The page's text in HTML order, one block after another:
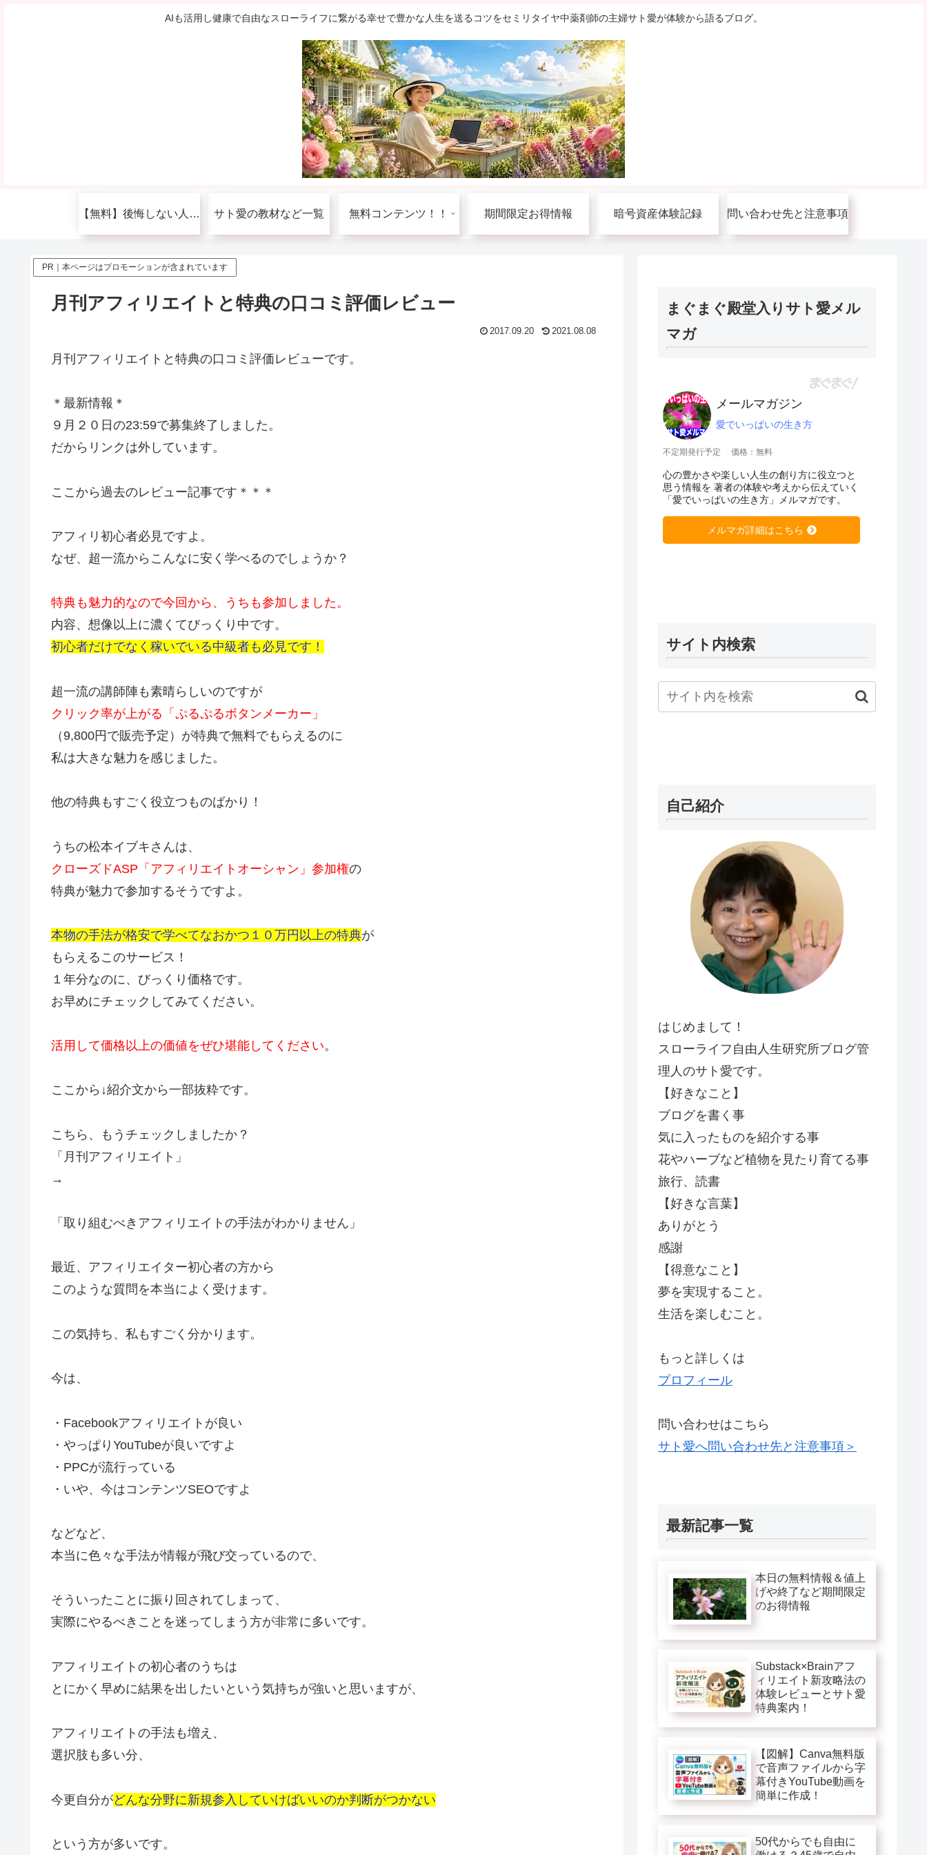
AIも活用し健康で自由なスローライフに繋がる幸せで豊かな人生を送るコツをセミリタイヤ中薬剤師の主婦サト愛が体験から語るブログ。
【無料】後悔しない人生を送りたい人へ サト愛の教材など一覧 無料コンテンツ！！ 期間限定お得情報 暗号資産体験記録 問い合わせ先と注意事項
PR｜本ページはプロモーションが含まれています
月刊アフィリエイトと特典の口コミ評価レビュー
2017.09.20 2021.08.08
月刊アフィリエイトと特典の口コミ評価レビューです。
＊最新情報＊
９月２０日の23:59で募集終了しました。
だからリンクは外しています。
ここから過去のレビュー記事です＊＊＊
アフィリ初心者必見ですよ。
なぜ、超一流からこんなに安く学べるのでしょうか？
特典も魅力的なので今回から、うちも参加しました。
内容、想像以上に濃くてびっくり中です。
初心者だけでなく稼いでいる中級者も必見です！
超一流の講師陣も素晴らしいのですが
クリック率が上がる「ぷるぷるボタンメーカー」
（9,800円で販売予定）が特典で無料でもらえるのに
私は大きな魅力を感じました。
他の特典もすごく役立つものばかり！
うちの松本イブキさんは、
クローズドASP「アフィリエイトオーシャン」参加権の
特典が魅力で参加するそうですよ。
本物の手法が格安で学べてなおかつ１０万円以上の特典が
もらえるこのサービス！
１年分なのに、びっくり価格です。
お早めにチェックしてみてください。
活用して価格以上の価値をぜひ堪能してください。
ここから↓紹介文から一部抜粋です。
こちら、もうチェックしましたか？
「月刊アフィリエイト」
→
「取り組むべきアフィリエイトの手法がわかりません」
最近、アフィリエイター初心者の方から
このような質問を本当によく受けます。
この気持ち、私もすごく分かります。
今は、
・Facebookアフィリエイトが良い
・やっぱりYouTubeが良いですよ
・PPCが流行っている
・いや、今はコンテンツSEOですよ
などなど、
本当に色々な手法が情報が飛び交っているので、
そういったことに振り回されてしまって、
実際にやるべきことを迷ってしまう方が非常に多いです。
アフィリエイトの初心者のうちは
とにかく早めに結果を出したいという気持ちが強いと思いますが、
アフィリエイトの手法も増え、
選択肢も多い分、
今更自分がどんな分野に新規参入していけばいいのか判断がつかない
という方が多いです。
まぐまぐ殿堂入りサト愛メル
マガ
メールマガジン
愛でいっぱいの生き方
不定期発行予定 価格：無料
心の豊かさや楽しい人生の創り方に役立つと
思う情報を 著者の体験や考えから伝えていく
「愛でいっぱいの生き方」メルマガです。
メルマガ詳細はこちら
サイト内検索
自己紹介
はじめまして！
スローライフ自由人生研究所ブログ管
理人のサト愛です。
【好きなこと】
ブログを書く事
気に入ったものを紹介する事
花やハーブなど植物を見たり育てる事
旅行、読書
【好きな言葉】
ありがとう
感謝
【得意なこと】
夢を実現すること。
生活を楽しむこと。
もっと詳しくは
プロフィール
問い合わせはこちら
サト愛へ問い合わせ先と注意事項＞
最新記事一覧
本日の無料情報＆値上
げや終了など期間限定
のお得情報
Substack×Brainアフ
ィリエイト新攻略法の
体験レビューとサト愛
特典案内！
【図解】Canva無料版
で音声ファイルから字
幕付きYouTube動画を
簡単に作成！
50代からでも自由に